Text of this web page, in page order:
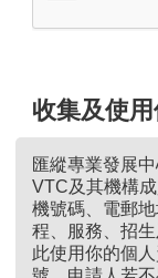
收集及使
匯縱專業發展
VTC及其機構
機號碼、電郵
程、服務、招
此使用你的個